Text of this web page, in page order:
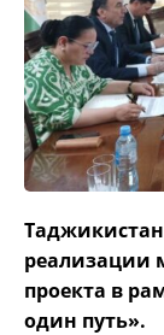
реализации
проекта в
один путь».